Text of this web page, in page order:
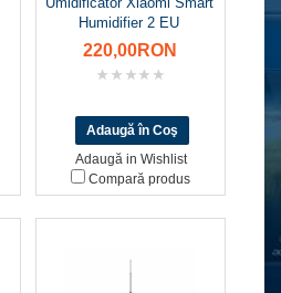
Humidifier 2 EU
220,00RON
Adaugă in Wishlist
Compară produs